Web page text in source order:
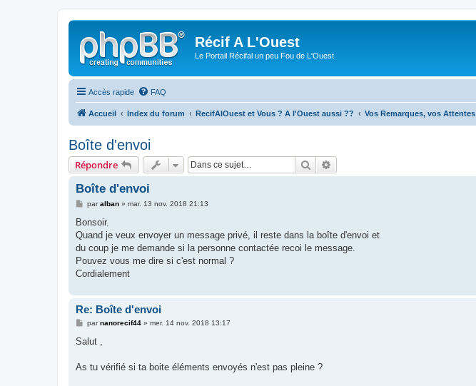
Récif A L'Ouest
Le Portail Récifal un peu Fou de L'Ouest
Accès rapide FAQ
Accueil Index du forum RecifAlOuest et Vous ? A l'Ouest aussi ?? Vos Remarques, vos Attentes
Boîte d'envoi
Répondre Rechercher
Boîte d'envoi
M
s
a
g
paralban» mar. 13 nov. 2018 21:13
Bonsoir.
Quand je veux envoyer un message privé, il reste dans la boîte d'envoi et
du coup je me demande si la personne contactée recoi le message.
Pouvez vous me dire si c'est normal ?
Cordialement
Re: Boîte d'envoi
M
s
g
parnanorecif44» mer. 14 nov. 2018 13:17
Salut ,
As tu vérifié si ta boite éléments envoyés n'est pas pleine ?